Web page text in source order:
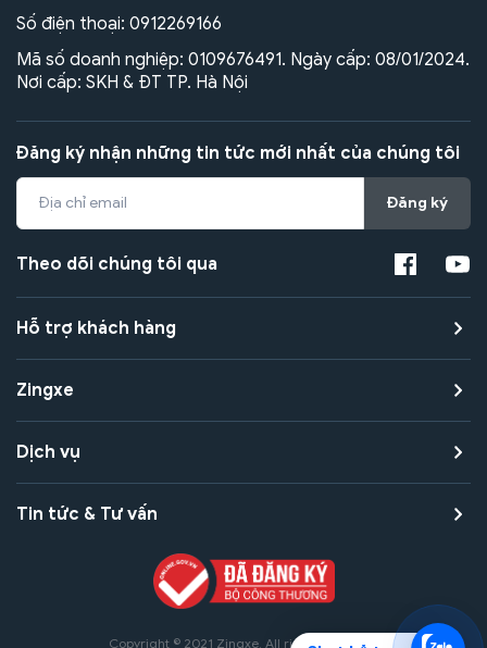
Số điện thoại: 0912269166
Mã số doanh nghiệp: 0109676491. Ngày cấp: 08/01/2024.
Nơi cấp: SKH & ĐT TP. Hà Nội
Đăng ký nhận những tin tức mới nhất của chúng tôi
Đăng ký
Theo dõi chúng tôi qua
Hỗ trợ khách hàng
Zingxe
Dịch vụ
Tin tức & Tư vấn
Copyright © 2021 Zingxe. All rights reserved